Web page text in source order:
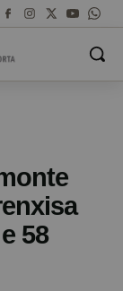
58